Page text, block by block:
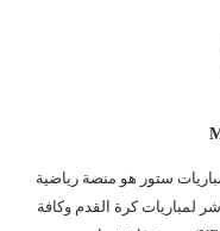
ستور هو منصة رياضية
لمباريات كرة القدم وكافة